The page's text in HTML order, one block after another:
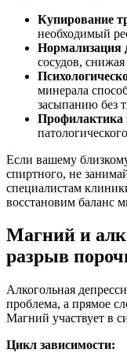
Купирование
необходимый
Нормализация
сосудов, снижая
минерала
засыпанию без
Профилактика
Если вашему
спиртного, не
специалистам
восстановим баланс
Магний и
разрыв
Алкогольная
проблема, а прямое
Магний участвует в
Цикл зависимости: